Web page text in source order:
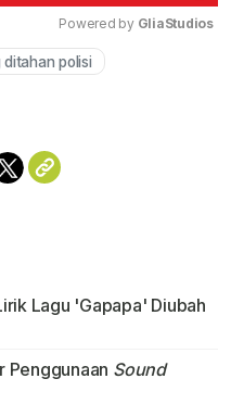
Powered by GliaStudios
polisi
Lagu 'Gapapa' Diubah
Penggunaan Sound